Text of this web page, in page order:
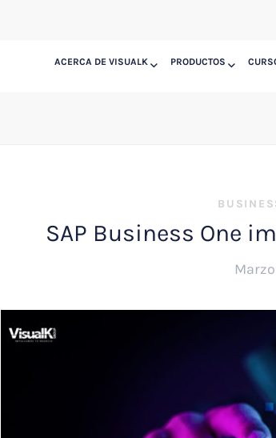
ACERCA DE VISUALK PRODUCTOS
SAP Business One